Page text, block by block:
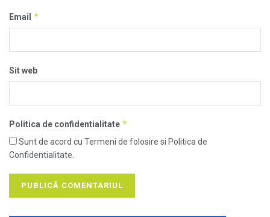
Email *
Sit web
Politica de confidentialitate *
Sunt de acord cu Termeni de folosire si Politica de
Confidentialitate.